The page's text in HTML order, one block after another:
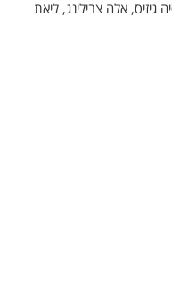
גיזיס, אלה צבילינג, ליאת